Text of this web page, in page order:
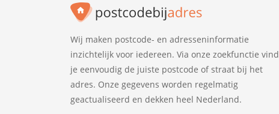
Wij maken postcode- en adresseninformatie
inzichtelijk voor iedereen. Via onze zoekfunctie vind
je eenvoudig de juiste postcode of straat bij het
adres. Onze gegevens worden regelmatig
geactualiseerd en dekken heel Nederland.